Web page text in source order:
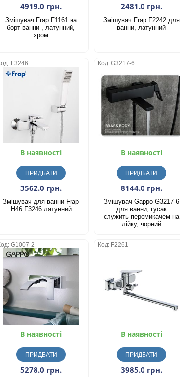
4919.0 грн.
Змішувач Frap F1161 на
борт ванни , латунний,
хром
2481.0 грн.
Змішувач Frap F2242 для
ванни, латунний
F3246
В наявності
ПРИДБАТИ
3562.0 грн.
Змішувач для ванни Frap
H46 F3246 латунний
Код: G3217-6
В наявності
ПРИДБАТИ
8144.0 грн.
Змішувач Gappo G3217-6
для ванни, гусак
служить перемикачем на
лійку, чорний
G1007-2
В наявності
ПРИДБАТИ
5278.0 грн.
Код: F2261
В наявності
ПРИДБАТИ
3985.0 грн.